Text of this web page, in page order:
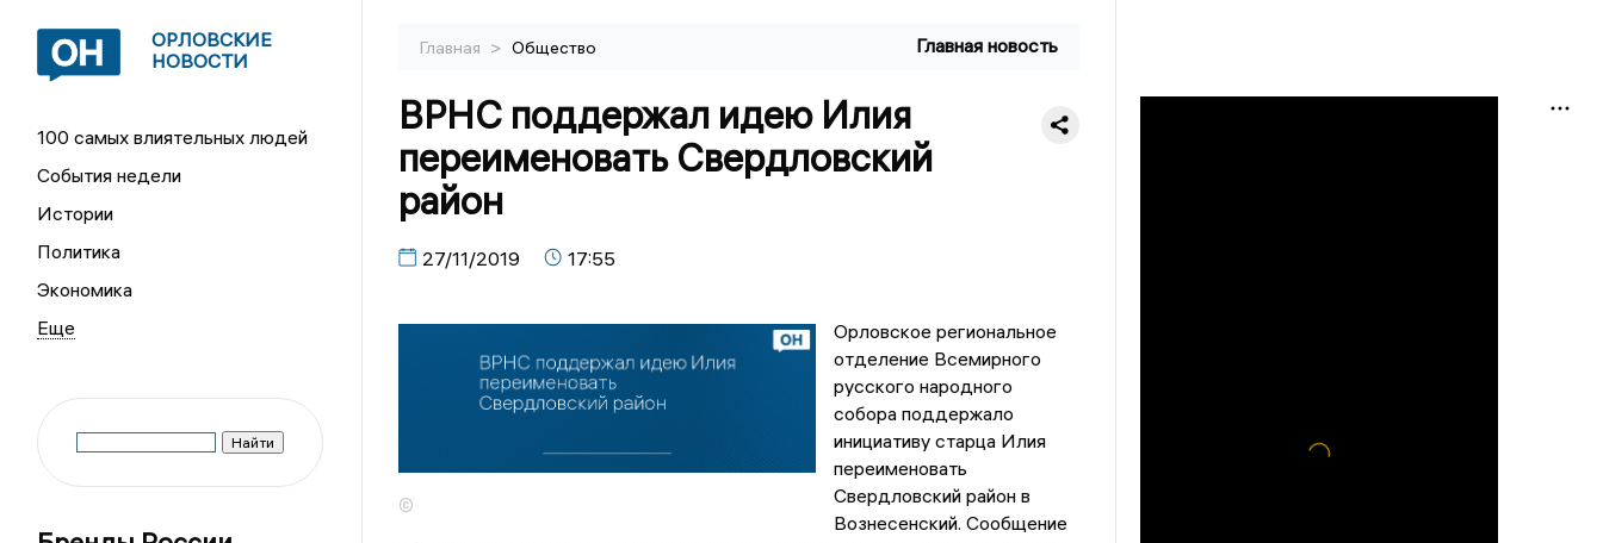
ОРЛОВСКИЕ
НОВОСТИ
100 самых влиятельных людей
События недели
Истории
Политика
Экономика
Главная > Общество Главная новость
ВРНС поддержал идею Илия
переименовать Свердловский
район
27/11/2019 17:55
©
Орловское региональное
отделение Всемирного
русского народного
собора поддержало
инициативу старца Илия
переименовать
Свердловский район в
Вознесенский. Сообщение